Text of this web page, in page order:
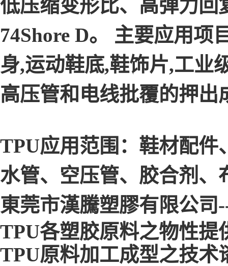
低压缩变形比、高弹力回
74Shore D。 主要应用项
身,运动鞋底,鞋饰片,工业
高压管和电线批覆的押出
TPU应用范围：鞋材配件
水管、空压管、胶合剂
東莞市漢騰塑膠有限公司
TPU各塑胶原料之物性提
TPU原料加工成型之技术